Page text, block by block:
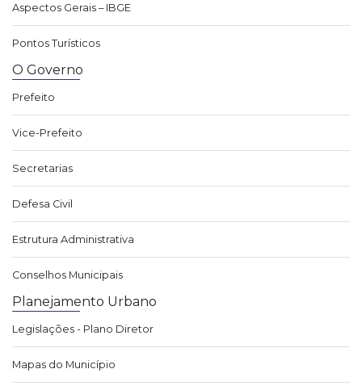
Aspectos Gerais – IBGE
Pontos Turísticos
O Governo
Prefeito
Vice-Prefeito
Secretarias
Defesa Civil
Estrutura Administrativa
Conselhos Municipais
Planejamento Urbano
Legislações - Plano Diretor
Mapas do Município